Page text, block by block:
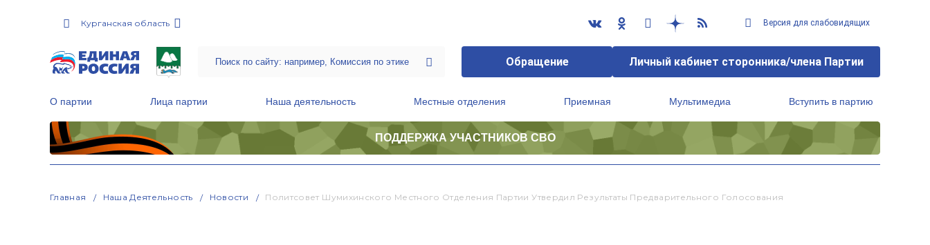
Курганская область Версия для слабовидящих
Обращение Личный кабинет сторонника/члена Партии
О партии Лица партии Наша деятельность Местные отделения Приемная Мультимедиа Вступить в партию
ПОДДЕРЖКА УЧАСТНИКОВ СВО
Главная Наша Деятельность Новости Политсовет Шумихинского Местного Отделения Партии Утвердил Результаты Предварительного Голосования